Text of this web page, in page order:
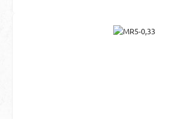
Bildergalerie überspringen